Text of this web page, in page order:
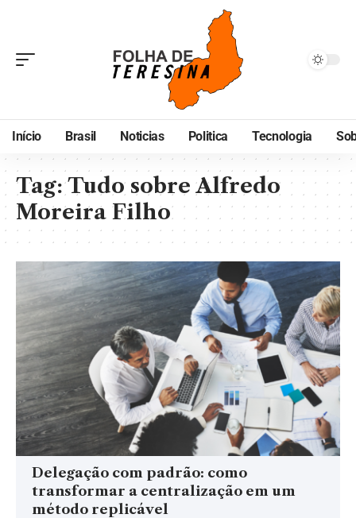
Início Brasil Noticias Politica Tecnologia
Tag:Tudo sobre Alfredo
Moreira Filho
Delegação com padrão: como
transformar a centralização em um
método replicável